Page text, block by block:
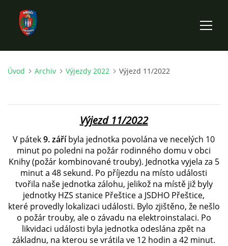
ÚVOD
HISTORIE SBORU
VÝKONNÝ VÝBOR SBORU
DOKUMENTY
VÝJEZDOVÁ JEDNOTKA
FOTOGALERIE
Úvod Archiv Výjezdy 2022 Výjezd 11/2022
Výjezd 11/2022
V pátek9. záříbyla jednotka povolána ve necelých 10
minut po poledni na požár rodinného domu v obci
Knihy (požár kombinované trouby). Jednotka vyjela za 5
minut a 48 sekund. Po příjezdu na místo události
tvořila naše jednotka zálohu, jelikož na místě již byly
jednotky HZS stanice Přeštice a JSDHO Přeštice,
které provedly lokalizaci události. Bylo zjištěno, že nešlo
o požár trouby, ale o závadu na elektroinstalaci. Po
likvidaci události byla jednotka odeslána zpět na
základnu, na kterou se vrátila ve 12 hodin a 42 minut.